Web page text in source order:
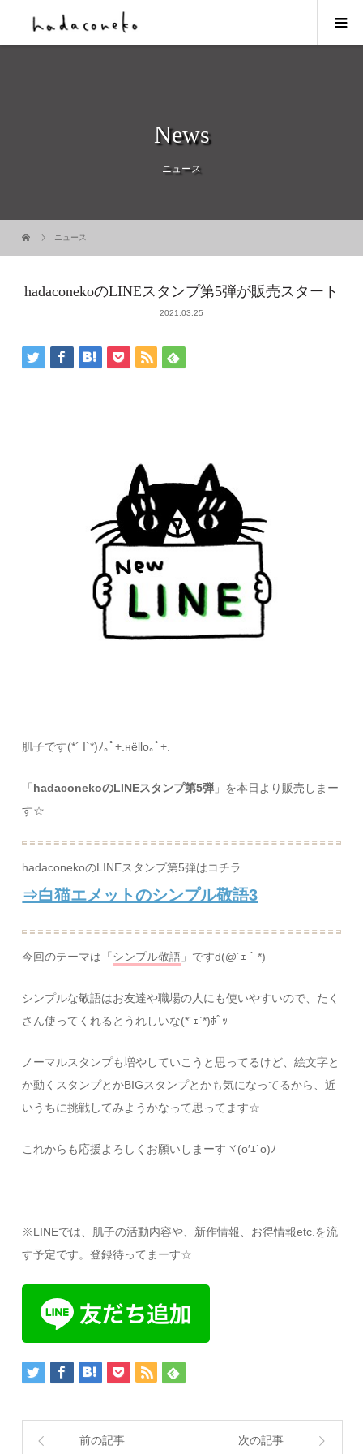
News
ニュース
ニュース
hadaconekoのLINEスタンプ第5弾が販売スタート
2021.03.25
肌子です(*´ I`*)ﾉ｡ﾟ+.нёllо｡ﾟ+.
「 hadaconekoのLINEスタンプ第5弾 」を本日より販売しまー
す☆
hadaconekoのLINEスタンプ第5弾はコチラ
⇒白猫エメットのシンプル敬語3
今回のテーマは「 シンプル敬語 」ですd(@´ｪ｀*)
シンプルな敬語はお友達や職場の人にも使いやすいので、たく
さん使ってくれるとうれしいな(*´ｪ`*)ﾎﾟｯ
ノーマルスタンプも増やしていこうと思ってるけど、絵文字と
か動くスタンプとかBIGスタンプとかも気になってるから、近
いうちに挑戦してみようかなって思ってます☆
これからも応援よろしくお願いしまーすヾ(o′ｴ`o)ﾉ
※LINEでは、肌子の活動内容や、新作情報、お得情報etc.を流
す予定です。登録待ってまーす☆
前の記事 次の記事